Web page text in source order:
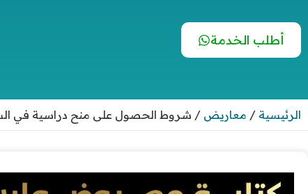
أطلب الخدمة
الرئيسية / معاريض / شروط الحصول على منح دراسية في